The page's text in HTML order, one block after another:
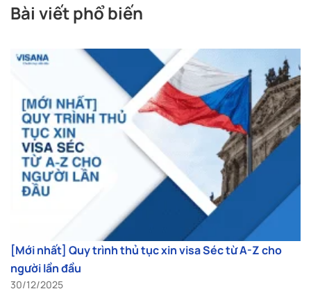
Bài viết phổ biến
[Mới nhất] Quy trình thủ tục xin visa Séc từ A-Z cho
người lần đầu
30/12/2025